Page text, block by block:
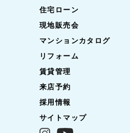
住宅ローン
現地販売会
マンションカタログ
リフォーム
賃貸管理
来店予約
採用情報
サイトマップ